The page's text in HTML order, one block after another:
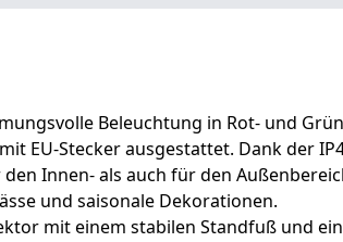
Beleuchtung in Rot- und
EU-Stecker ausgestattet. Dank der
Innen- als auch für den
und saisonale Dekorationen.
mit einem stabilen Standfuß und